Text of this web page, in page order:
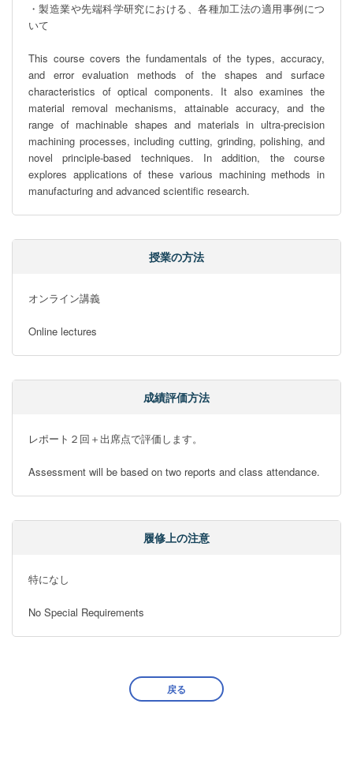
・製造業や先端科学研究における、各種加工法の適用事例につ
いて
This course covers the fundamentals of the types, accuracy,
and error evaluation methods of the shapes and surface
characteristics of optical components. It also examines the
material removal mechanisms, attainable accuracy, and the
range of machinable shapes and materials in ultra-precision
machining processes, including cutting, grinding, polishing, and
novel principle-based techniques. In addition, the course
explores applications of these various machining methods in
manufacturing and advanced scientific research.
授業の方法
オンライン講義
Online lectures
成績評価方法
レポート２回＋出席点で評価します。
Assessment will be based on two reports and class attendance.
履修上の注意
特になし
No Special Requirements
戻る